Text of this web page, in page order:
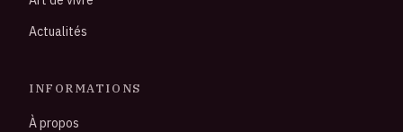
Actualités
INFORMATIONS
À propos